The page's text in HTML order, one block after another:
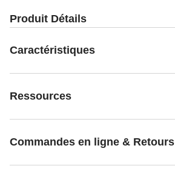
Produit Détails
Caractéristiques
Ressources
Commandes en ligne & Retours